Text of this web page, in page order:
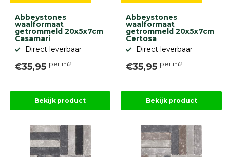
Abbeystones
waalformaat
getrommeld 20x5x7cm
Casamari
Direct leverbaar
€35,95 per m2
Bekijk product
Abbeystones
waalformaat
getrommeld 20x5x7cm
Certosa
Direct leverbaar
€35,95 per m2
Bekijk product